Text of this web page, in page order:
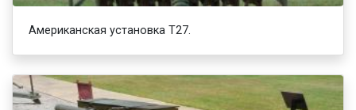
Американская установка T27.